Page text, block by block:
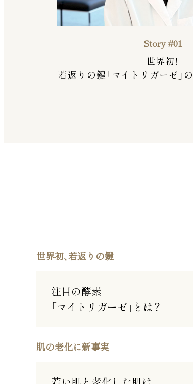
Story #01
世界初！
若返りの鍵「マイトリガーゼ」の
世界初、若返りの鍵
注目の酵素
「マイトリガーゼ」とは？
肌の老化に新事実